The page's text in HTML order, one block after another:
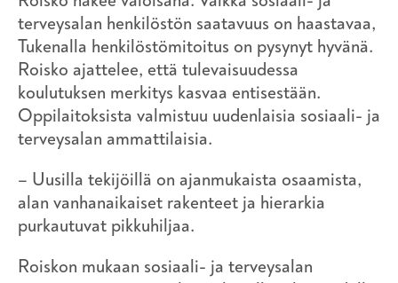
terveysalan henkilöstön saatavuus on haastavaa,
Tukenalla henkilöstömitoitus on pysynyt hyvänä.
Roisko ajattelee, että tulevaisuudessa
koulutuksen merkitys kasvaa entisestään.
Oppilaitoksista valmistuu uudenlaisia sosiaali- ja
terveysalan ammattilaisia.
– Uusilla tekijöillä on ajanmukaista osaamista,
alan vanhanaikaiset rakenteet ja hierarkia
purkautuvat pikkuhiljaa.
Roiskon mukaan sosiaali- ja terveysalan